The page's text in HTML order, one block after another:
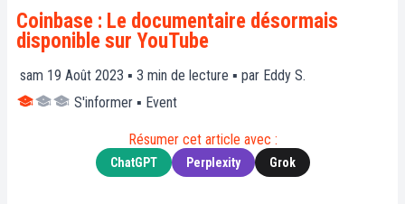
Coinbase : Le documentaire désormais
disponible sur YouTube
sam 19 Août 2023 ▪ 3 min de lecture ▪ par Eddy S.
S'informer ▪ Event
Résumer cet article avec :
ChatGPT Perplexity Grok